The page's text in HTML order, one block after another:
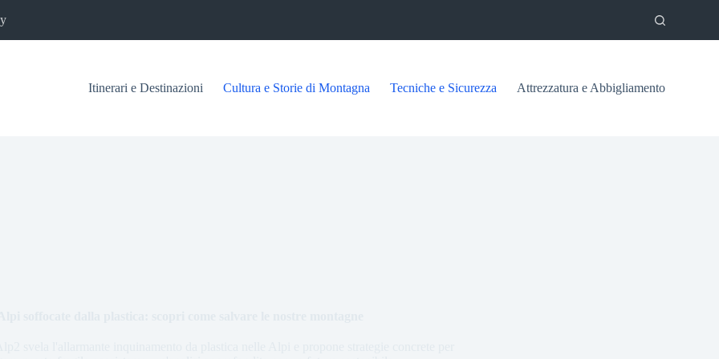
Itinerari e Destinazioni Cultura e Storie di Montagna Tecniche e Sicurezza Attrezzatura e Abbigliamento